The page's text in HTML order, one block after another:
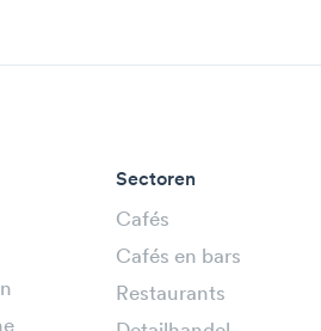
Sectoren
Cafés
Cafés en bars
Restaurants